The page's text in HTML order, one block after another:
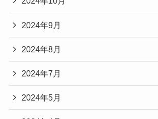
2024年9月
2024年8月
2024年7月
2024年5月